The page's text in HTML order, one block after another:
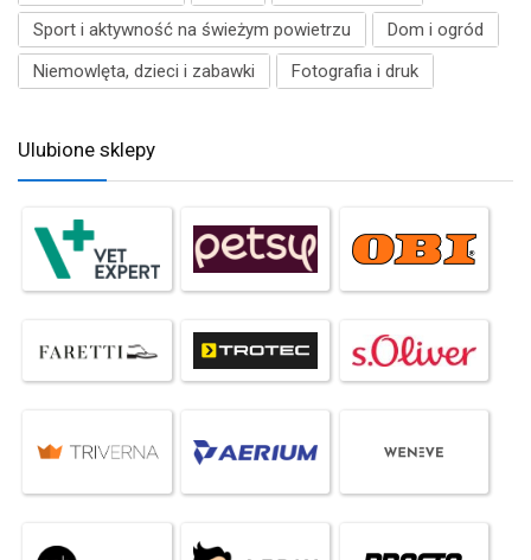
Sport i aktywność na świeżym powietrzu
Dom i ogród
Niemowlęta, dzieci i zabawki
Fotografia i druk
Ulubione sklepy